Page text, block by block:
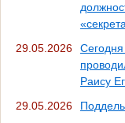
29.05.2026
Раису
29.05.2026